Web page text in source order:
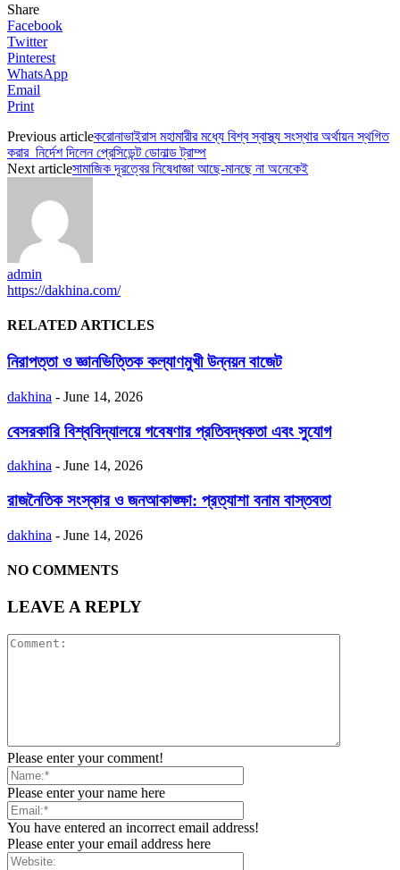
Share
Facebook
Twitter
Pinterest
WhatsApp
Email
Print
Previous articleকরোনাভাইরাস মহামারীর মধ্যে বিশ্ব স্বাস্থ্য সংস্থার অর্থায়ন স্থগিত
করার নির্দেশ দিলেন প্রেসিডেন্ট ডোনাল্ড ট্রাম্প
Next articleসামাজিক দূরত্বের নিষেধাজ্ঞা আছে-মানছে না অনেকেই
admin
https://dakhina.com/
RELATED ARTICLES
নিরাপত্তা ও জ্ঞানভিত্তিক কল্যাণমুখী উন্নয়ন বাজেট
dakhina - June 14, 2026
বেসরকারি বিশ্ববিদ্যালয়ে গবেষণার প্রতিবদ্ধকতা এবং সুযোগ
dakhina - June 14, 2026
রাজনৈতিক সংস্কার ও জনআকাঙ্ক্ষা: প্রত্যাশা বনাম বাস্তবতা
dakhina - June 14, 2026
NO COMMENTS
LEAVE A REPLY
Please enter your comment!
Please enter your name here
You have entered an incorrect email address!
Please enter your email address here